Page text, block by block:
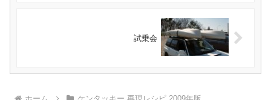
試乗会